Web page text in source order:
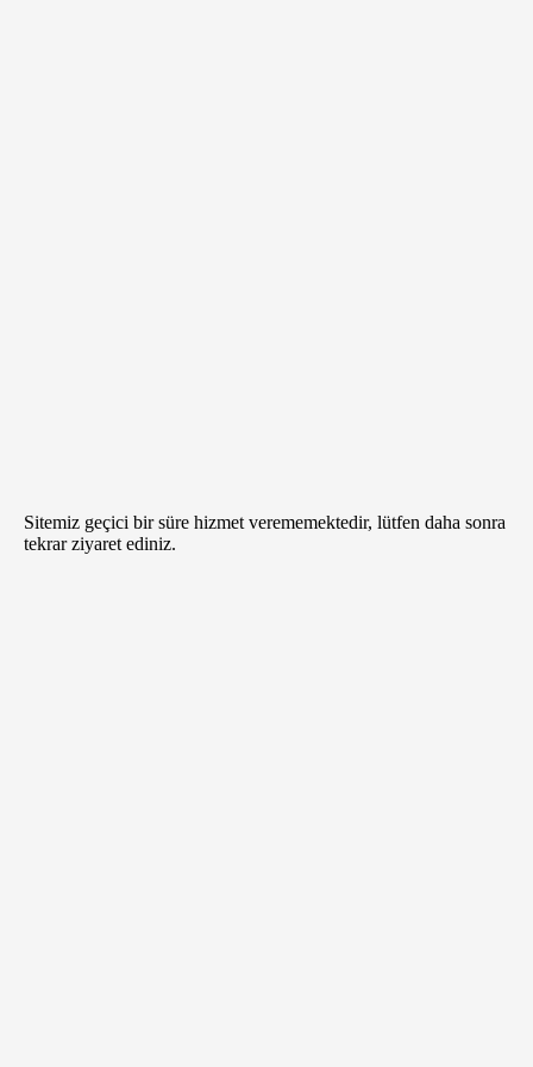
Sitemiz geçici bir süre hizmet verememektedir, lütfen daha sonra
tekrar ziyaret ediniz.